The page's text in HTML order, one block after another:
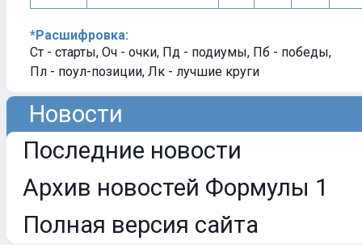
*Расшифровка:
Ст - старты, Оч - очки, Пд - подиумы, Пб - победы,
Пл - поул-позиции, Лк - лучшие круги
Новости
Последние новости
Архив новостей Формулы 1
Полная версия сайта